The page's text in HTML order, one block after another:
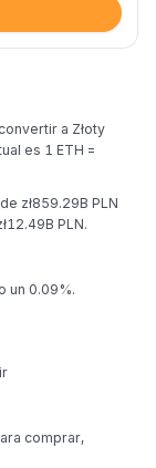
a Złoty
es 1 ETH =
zł859.29B PLN
PLN.
un 0.09%.
comprar,